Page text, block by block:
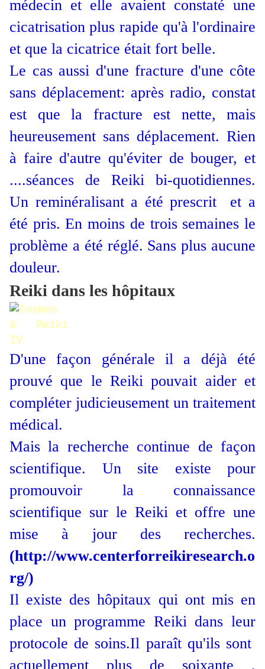
médecin et elle avaient constaté une
cicatrisation plus rapide qu'à l'ordinaire
et que la cicatrice était fort belle.
Le cas aussi d'une fracture d'une côte
sans déplacement: après radio, constat
est que la fracture est nette, mais
heureusement sans déplacement. Rien
à faire d'autre qu'éviter de bouger, et
....séances de Reiki bi-quotidiennes.
Un reminéralisant a été prescrit et a
été pris. En moins de trois semaines le
problème a été réglé. Sans plus aucune
douleur.
Reiki dans les hôpitaux
D'une façon générale il a déjà été
prouvé que le Reiki pouvait aider et
compléter judicieusement un traitement
médical.
Mais la recherche continue de façon
scientifique. Un site existe pour
promouvoir la connaissance
scientifique sur le Reiki et offre une
mise à jour des recherches.
(http://www.centerforreikiresearch.o
rg/)
Il existe des hôpitaux qui ont mis en
place un programme Reiki dans leur
protocole de soins.Il paraît qu'ils sont
actuellement plus de soixante ,